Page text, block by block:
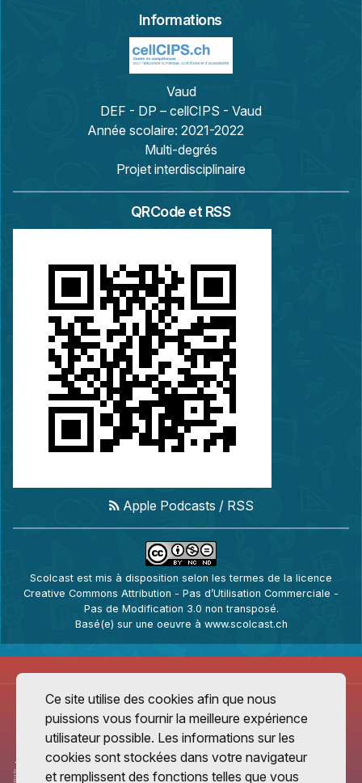
Informations
Vaud
DEF - DP – cellCIPS - Vaud
Année scolaire: 2021-2022
Multi-degrés
Projet interdisciplinaire
QRCode et RSS
Apple Podcasts / RSS
Scolcast est mis à disposition selon les termes de la licence
Creative Commons Attribution - Pas d’Utilisation Commerciale -
Pas de Modification 3.0 non transposé.
Basé(e) sur une oeuvre à www.scolcast.ch
Ce site utilise des cookies afin que nous
puissions vous fournir la meilleure expérience
utilisateur possible. Les informations sur les
cookies sont stockées dans votre navigateur
et remplissent des fonctions telles que vous